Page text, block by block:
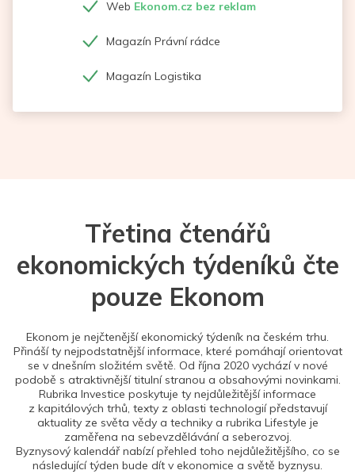
Web Ekonom.cz bez reklam
Magazín Právní rádce
Magazín Logistika
Třetina čtenářů
ekonomických týdeníků čte
pouze Ekonom
Ekonom je nejčtenější ekonomický týdeník na českém trhu.
Přináší ty nejpodstatnější informace, které pomáhají orientovat
se v dnešním složitém světě. Od října 2020 vychází v nové
podobě s atraktivnější titulní stranou a obsahovými novinkami.
Rubrika Investice poskytuje ty nejdůležitější informace
z kapitálových trhů, texty z oblasti technologií představují
aktuality ze světa vědy a techniky a rubrika Lifestyle je
zaměřena na sebevzdělávání a seberozvoj.
Byznysový kalendář nabízí přehled toho nejdůležitějšího, co se
následující týden bude dít v ekonomice a světě byznysu.